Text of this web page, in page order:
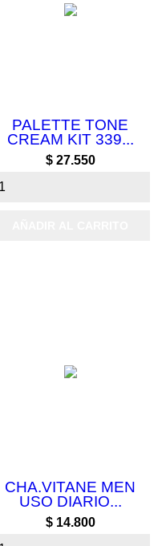
PALETTE TONE
CREAM KIT 339...
Precio
$ 27.550
CHA.VITANE MEN
USO DIARIO...
Precio
$ 14.800